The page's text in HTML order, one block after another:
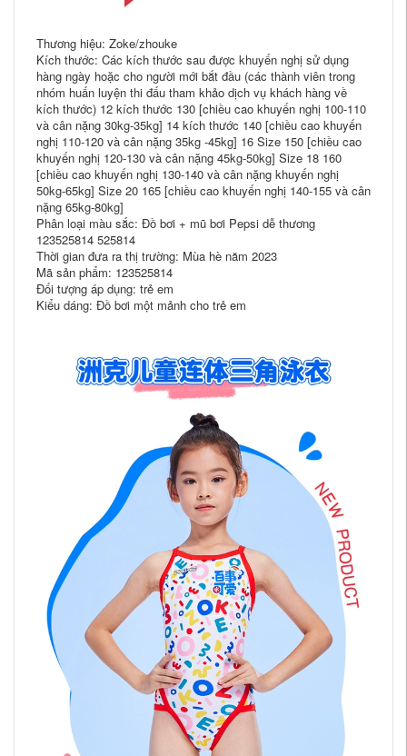
Thương hiệu: Zoke/zhouke
Kích thước: Các kích thước sau được khuyến nghị sử dụng
hàng ngày hoặc cho người mới bắt đầu (các thành viên trong
nhóm huấn luyện thi đấu tham khảo dịch vụ khách hàng về
kích thước) 12 kích thước 130 [chiều cao khuyến nghị 100-110
và cân nặng 30kg-35kg] 14 kích thước 140 [chiều cao khuyến
nghị 110-120 và cân nặng 35kg -45kg] 16 Size 150 [chiều cao
khuyến nghị 120-130 và cân nặng 45kg-50kg] Size 18 160
[chiều cao khuyến nghị 130-140 và cân nặng khuyến nghị
50kg-65kg] Size 20 165 [chiều cao khuyến nghị 140-155 và cân
nặng 65kg-80kg]
Phân loại màu sắc: Đồ bơi + mũ bơi Pepsi dễ thương
123525814 525814
Thời gian đưa ra thị trường: Mùa hè năm 2023
Mã sản phẩm: 123525814
Đối tượng áp dụng: trẻ em
Kiểu dáng: Đồ bơi một mảnh cho trẻ em